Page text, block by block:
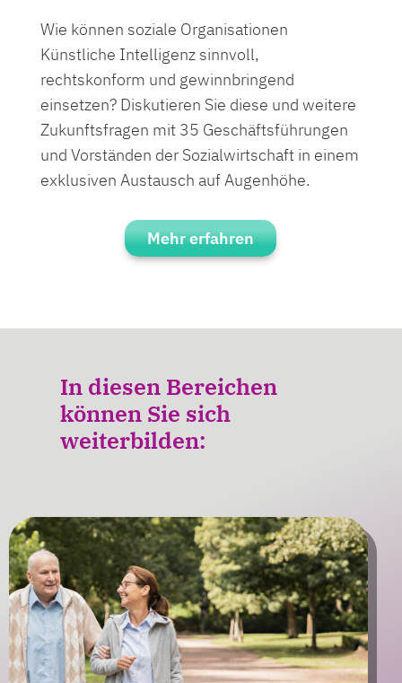
Wie können soziale Organisationen
Künstliche Intelligenz sinnvoll,
rechtskonform und gewinnbringend
einsetzen? Diskutieren Sie diese und weitere
Zukunftsfragen mit 35 Geschäftsführungen
und Vorständen der Sozialwirtschaft in einem
exklusiven Austausch auf Augenhöhe.
Mehr erfahren
In diesen Bereichen
können Sie sich
weiterbilden: